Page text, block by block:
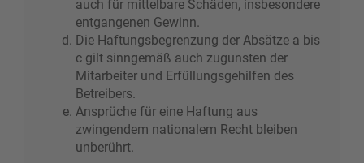
auch für mittelbare Schäden, insbesondere
entgangenen Gewinn.
Die Haftungsbegrenzung der Absätze a bis
c gilt sinngemäß auch zugunsten der
Mitarbeiter und Erfüllungsgehilfen des
Betreibers.
Ansprüche für eine Haftung aus
zwingendem nationalem Recht bleiben
unberührt.